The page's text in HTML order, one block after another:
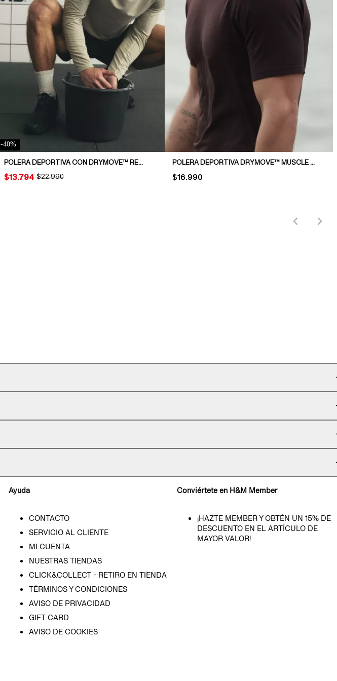
-40%
POLERA DEPORTIVA CON DRYMOVE™ REGULAR FIT
ORIGINAL PRICE:
$22.990
PRICE:
$13.794
POLERA DEPORTIVA DRYMOVE™ MUSCLE FIT
PRICE:
$16.990
Ayuda
CONTACTO
SERVICIO AL CLIENTE
MI CUENTA
NUESTRAS TIENDAS
CLICK&COLLECT - RETIRO EN TIENDA
TÉRMINOS Y CONDICIONES
AVISO DE PRIVACIDAD
GIFT CARD
AVISO DE COOKIES
Conviértete en H&M Member
¡HAZTE MEMBER Y OBTÉN UN 15% DE
DESCUENTO EN EL ARTÍCULO DE
MAYOR VALOR!